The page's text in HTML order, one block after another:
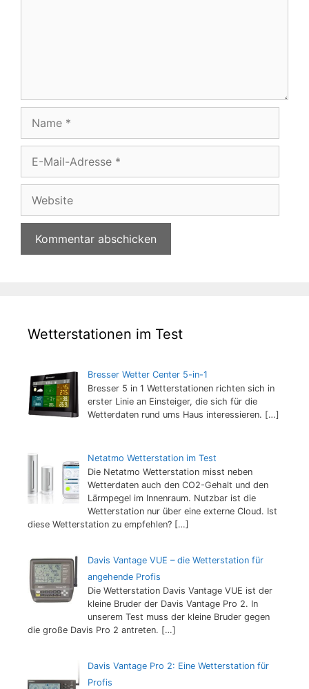
Mail-
Adresse
Wetterstationen im Test
Bresser Wetter Center 5-in-1
Bresser 5 in 1 Wetterstationen richten sich in
erster Linie an Einsteiger, die sich für die
Wetterdaten rund ums Haus interessieren. […]
Netatmo Wetterstation im Test
Die Netatmo Wetterstation misst neben
Wetterdaten auch den CO2-Gehalt und den
Lärmpegel im Innenraum. Nutzbar ist die
Wetterstation nur über eine externe Cloud. Ist
diese Wetterstation zu empfehlen? […]
Davis Vantage VUE – die Wetterstation für
angehende Profis
Die Wetterstation Davis Vantage VUE ist der
kleine Bruder der Davis Vantage Pro 2. In
unserem Test muss der kleine Bruder gegen
die große Davis Pro 2 antreten. […]
Davis Vantage Pro 2: Eine Wetterstation für
Profis